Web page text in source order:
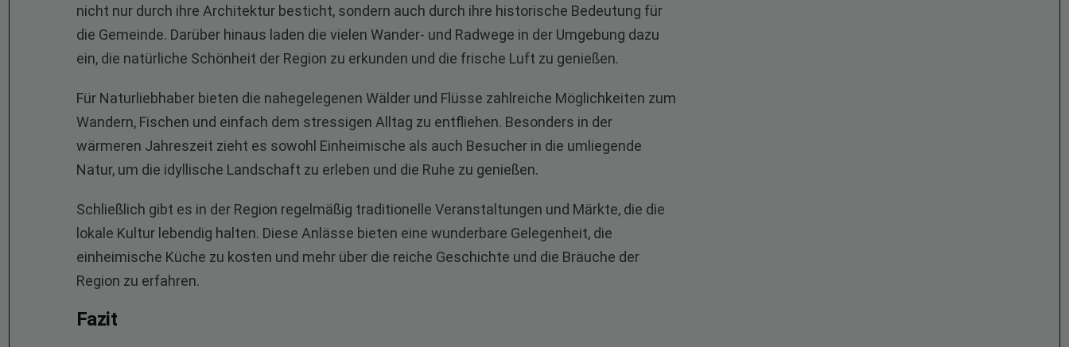
nicht nur durch ihre Architektur besticht, sondern auch durch ihre historische Bedeutung für
die Gemeinde. Darüber hinaus laden die vielen Wander- und Radwege in der Umgebung dazu
ein, die natürliche Schönheit der Region zu erkunden und die frische Luft zu genießen.
Für Naturliebhaber bieten die nahegelegenen Wälder und Flüsse zahlreiche Möglichkeiten zum
Wandern, Fischen und einfach dem stressigen Alltag zu entfliehen. Besonders in der
wärmeren Jahreszeit zieht es sowohl Einheimische als auch Besucher in die umliegende
Natur, um die idyllische Landschaft zu erleben und die Ruhe zu genießen.
Schließlich gibt es in der Region regelmäßig traditionelle Veranstaltungen und Märkte, die die
lokale Kultur lebendig halten. Diese Anlässe bieten eine wunderbare Gelegenheit, die
einheimische Küche zu kosten und mehr über die reiche Geschichte und die Bräuche der
Region zu erfahren.
Fazit